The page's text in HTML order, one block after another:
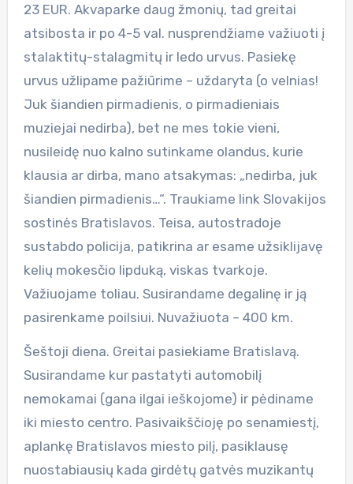
23 EUR. Akvaparke daug žmonių, tad greitai
atsibosta ir po 4-5 val. nusprendžiame važiuoti į
stalaktitų-stalagmitų ir ledo urvus. Pasiekę
urvus užlipame pažiūrime – uždaryta (o velnias!
Juk šiandien pirmadienis, o pirmadieniais
muziejai nedirba), bet ne mes tokie vieni,
nusileidę nuo kalno sutinkame olandus, kurie
klausia ar dirba, mano atsakymas: „nedirba, juk
šiandien pirmadienis…“. Traukiame link Slovakijos
sostinės Bratislavos. Teisa, autostradoje
sustabdo policija, patikrina ar esame užsiklijavę
kelių mokesčio lipduką, viskas tvarkoje.
Važiuojame toliau. Susirandame degalinę ir ją
pasirenkame poilsiui. Nuvažiuota – 400 km.
Šeštoji diena. Greitai pasiekiame Bratislavą.
Susirandame kur pastatyti automobilį
nemokamai (gana ilgai ieškojome) ir pėdiname
iki miesto centro. Pasivaikščioję po senamiestį,
aplankę Bratislavos miesto pilį, pasiklausę
nuostabiausių kada girdėtų gatvės muzikantų